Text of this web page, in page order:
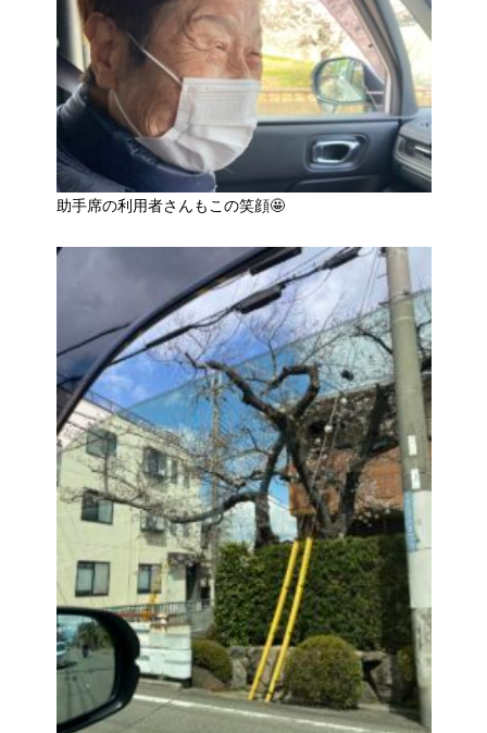
助手席の利用者さんもこの笑顔🤩